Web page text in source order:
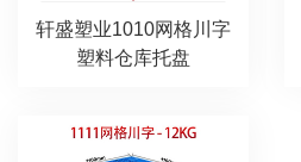
轩盛塑业1010网格川字
塑料仓库托盘